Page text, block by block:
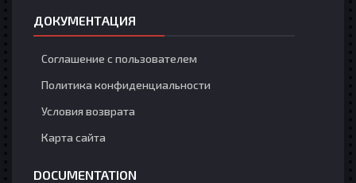
ДОКУМЕНТАЦИЯ
Соглашение с пользователем
Политика конфиденциальности
Условия возврата
Карта сайта
DOCUMENTATION